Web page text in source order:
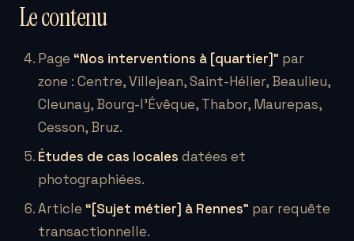
Le contenu
Page “Nos interventions à [quartier]” par
zone : Centre, Villejean, Saint-Hélier, Beaulieu,
Cleunay, Bourg-l’Évêque, Thabor, Maurepas,
Cesson, Bruz.
Études de cas locales datées et
photographiées.
Article “[Sujet métier] à Rennes” par requête
transactionnelle.